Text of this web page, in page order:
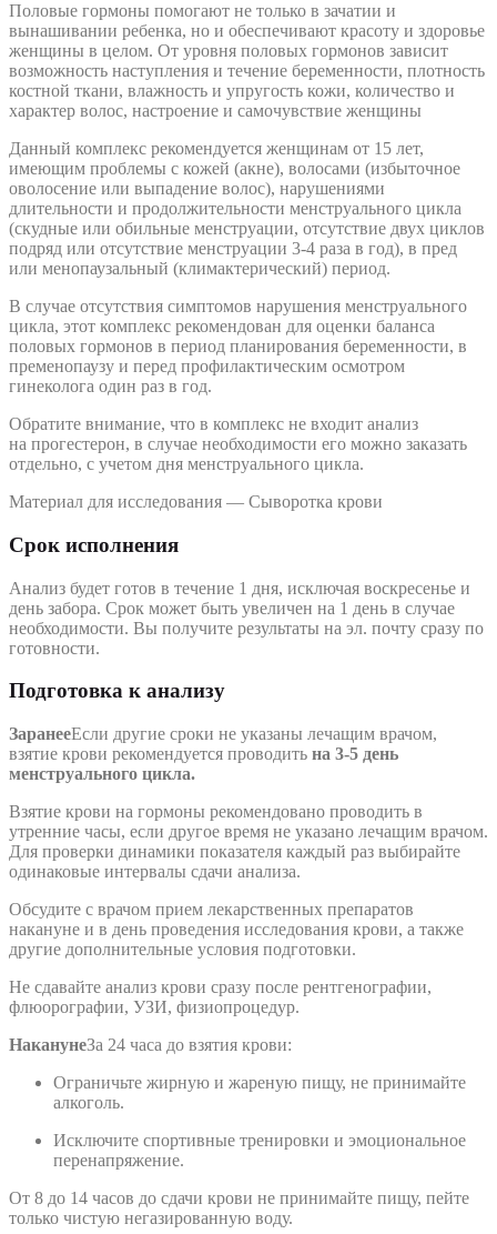
Половые гормоны помогают не только в зачатии и
вынашивании ребенка, но и обеспечивают красоту и здоровье
женщины в целом. От уровня половых гормонов зависит
возможность наступления и течение беременности, плотность
костной ткани, влажность и упругость кожи, количество и
характер волос, настроение и самочувствие женщины
Данный комплекс рекомендуется женщинам от 15 лет,
имеющим проблемы с кожей (акне), волосами (избыточное
оволосение или выпадение волос), нарушениями
длительности и продолжительности менструального цикла
(скудные или обильные менструации, отсутствие двух циклов
подряд или отсутствие менструации 3-4 раза в год), в пред
или менопаузальный (климактерический) период.
В случае отсутствия симптомов нарушения менструального
цикла, этот комплекс рекомендован для оценки баланса
половых гормонов в период планирования беременности, в
пременопаузу и перед профилактическим осмотром
гинеколога один раз в год.
Обратите внимание, что в комплекс не входит анализ
на прогестерон, в случае необходимости его можно заказать
отдельно, с учетом дня менструального цикла.
Материал для исследования — Сыворотка крови
Срок исполнения
Анализ будет готов в течение 1 дня, исключая воскресенье и
день забора. Срок может быть увеличен на 1 день в случае
необходимости. Вы получите результаты на эл. почту сразу по
готовности.
Подготовка к анализу
ЗаранееЕсли другие сроки не указаны лечащим врачом,
взятие крови рекомендуется проводить на 3-5 день
менструального цикла.
Взятие крови на гормоны рекомендовано проводить в
утренние часы, если другое время не указано лечащим врачом.
Для проверки динамики показателя каждый раз выбирайте
одинаковые интервалы сдачи анализа.
Обсудите с врачом прием лекарственных препаратов
накануне и в день проведения исследования крови, а также
другие дополнительные условия подготовки.
Не сдавайте анализ крови сразу после рентгенографии,
флюорографии, УЗИ, физиопроцедур.
НаканунеЗа 24 часа до взятия крови:
Ограничьте жирную и жареную пищу, не принимайте
алкоголь.
Исключите спортивные тренировки и эмоциональное
перенапряжение.
От 8 до 14 часов до сдачи крови не принимайте пищу, пейте
только чистую негазированную воду.